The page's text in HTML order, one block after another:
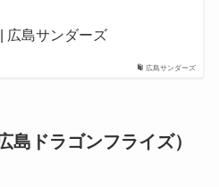
広島サンダーズ
広島サンダーズ
島ドラゴンフライズ）